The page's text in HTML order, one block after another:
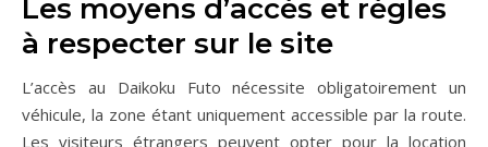
Les moyens d’accès et règles
à respecter sur le site
L’accès au Daikoku Futo nécessite obligatoirement un
véhicule, la zone étant uniquement accessible par la route.
Les visiteurs étrangers peuvent opter pour la location